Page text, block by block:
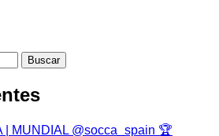
| MUNDIAL @socca_spain 🏆